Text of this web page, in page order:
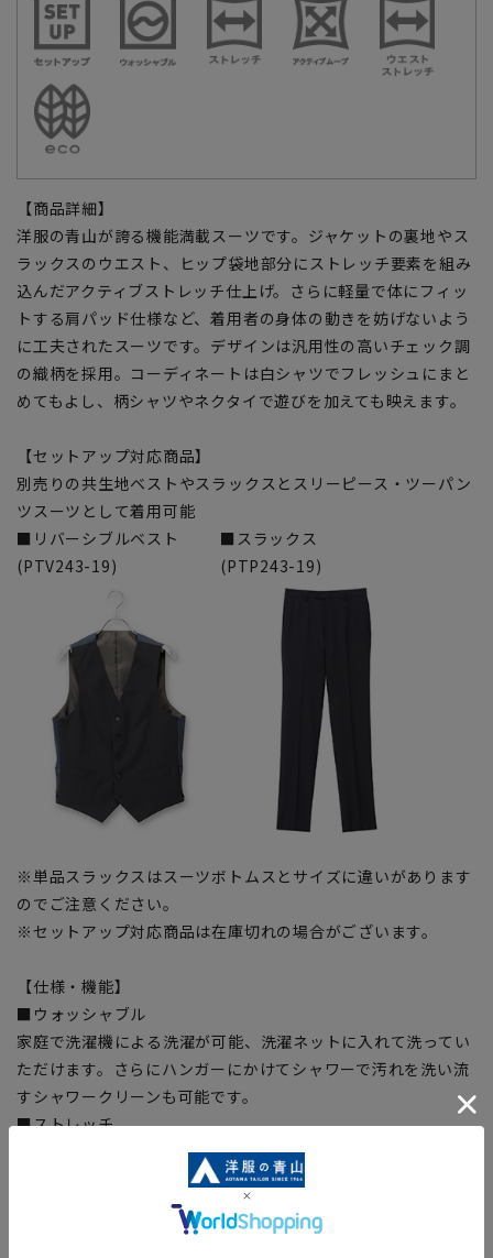
【商品詳細】
洋服の青山が誇る機能満載スーツです。ジャケットの裏地やス
ラックスのウエスト、ヒップ袋地部分にストレッチ要素を組み
込んだアクティブストレッチ仕上げ。さらに軽量で体にフィッ
トする肩パッド仕様など、着用者の身体の動きを妨げないよう
に工夫されたスーツです。デザインは汎用性の高いチェック調
の織柄を採用。コーディネートは白シャツでフレッシュにまと
めてもよし、柄シャツやネクタイで遊びを加えても映えます。
【セットアップ対応商品】
別売りの共生地ベストやスラックスとスリーピース・ツーパン
ツスーツとして着用可能
■リバーシブルベスト
(PTV243-19)
■スラックス
(PTP243-19)
※単品スラックスはスーツボトムスとサイズに違いがあります
のでご注意ください。
※セットアップ対応商品は在庫切れの場合がございます。
【仕様・機能】
■ウォッシャブル
家庭で洗濯機による洗濯が可能、洗濯ネットに入れて洗ってい
ただけます。さらにハンガーにかけてシャワーで汚れを洗い流
すシャワークリーンも可能です。
■ストレッチ
身体の動きを妨げない生地特性でタテ・ヨコと心地よい伸縮
背裏・脇裏はメッシュ仕立てによる速乾・ストレッチ素材。袖